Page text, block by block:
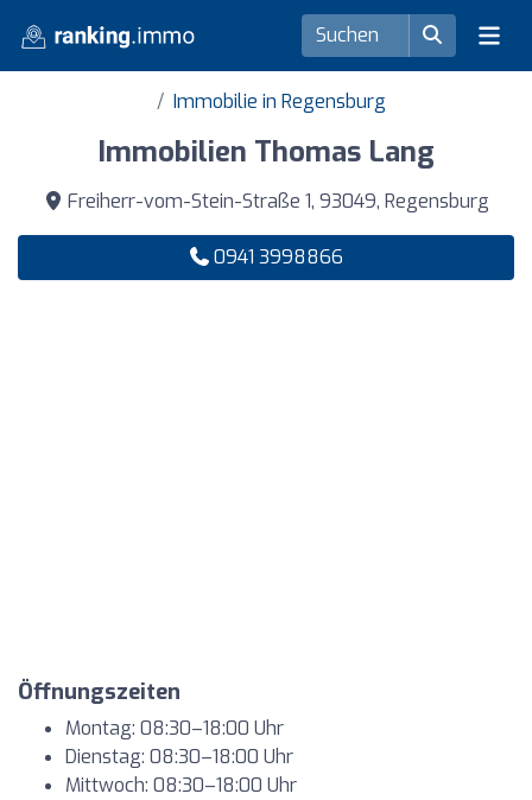
Immobilie in Regensburg
Immobilien Thomas Lang
Freiherr-vom-Stein-Straße 1, 93049, Regensburg
0941 3998866
Öffnungszeiten
Montag: 08:30–18:00 Uhr
Dienstag: 08:30–18:00 Uhr
Mittwoch: 08:30–18:00 Uhr